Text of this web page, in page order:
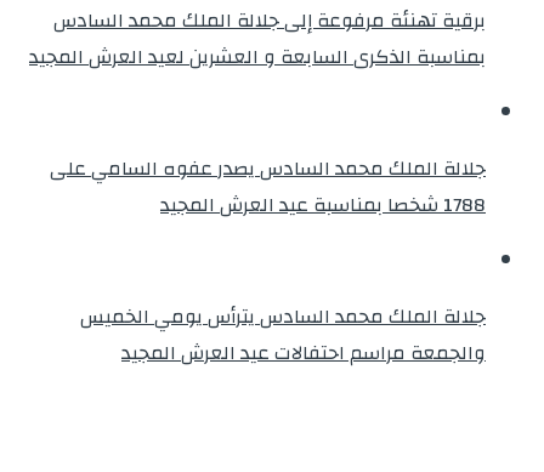
برقية تهنئة مرفوعة إلى جلالة الملك محمد السادس
بمناسبة الذكرى السابعة و العشرين لعيد العرش المجيد
جلالة الملك محمد السادس يصدر عفوه السامي على
1788 شخصا بمناسبة عيد العرش المجيد
جلالة الملك محمد السادس يترأس يومي الخميس
والجمعة مراسم احتفالات عيد العرش المجيد